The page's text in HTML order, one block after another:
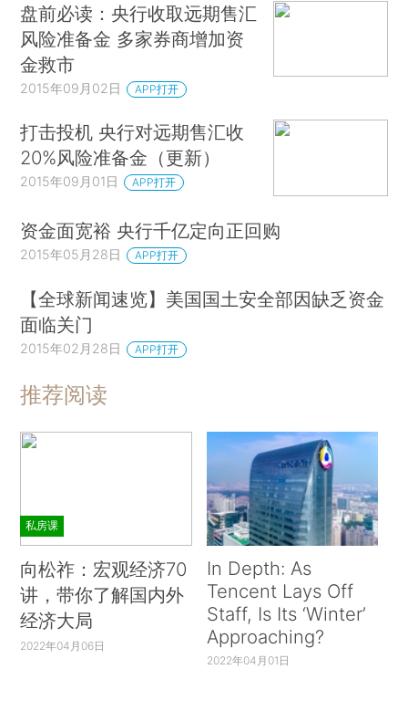
盘前必读：央行收取远期售汇
风险准备金 多家券商增加资
金救市
2015年09月02日 APP打开
打击投机 央行对远期售汇收
20%风险准备金（更新）
2015年09月01日 APP打开
资金面宽裕 央行千亿定向正回购
2015年05月28日 APP打开
【全球新闻速览】美国国土安全部因缺乏资金
面临关门
2015年02月28日 APP打开
推荐阅读
私房课
向松祚：宏观经济70
讲，带你了解国内外
经济大局
2022年04月06日
In Depth: As
Tencent Lays Off
Staff, Is Its ‘Winter’
Approaching?
2022年04月01日